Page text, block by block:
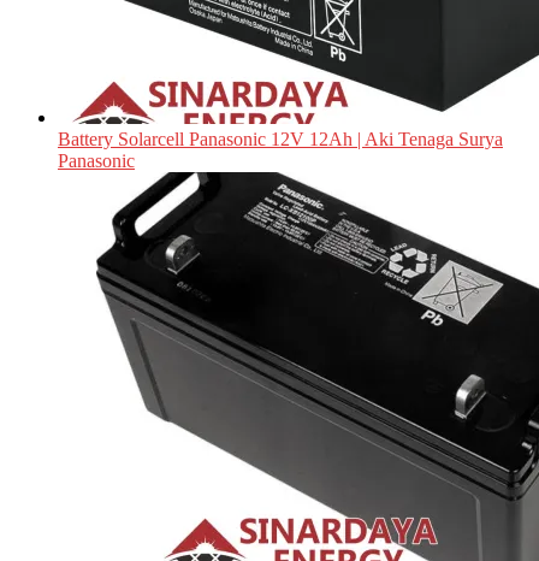
Battery Solarcell Panasonic 12V 12Ah | Aki Tenaga Surya
Panasonic